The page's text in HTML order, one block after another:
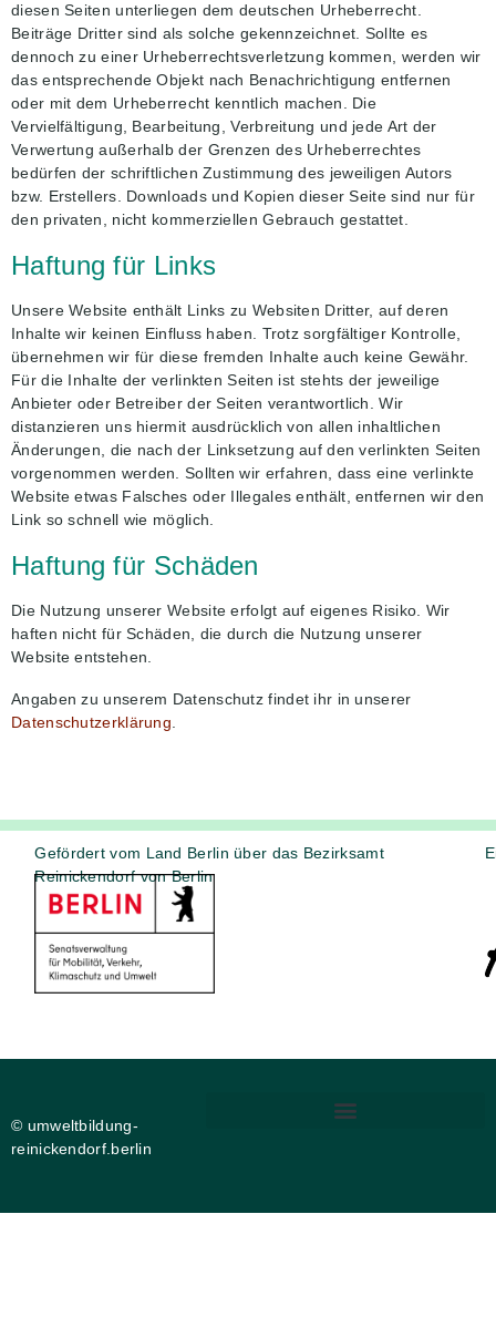
diesen Seiten unterliegen dem deutschen Urheberrecht.
Beiträge Dritter sind als solche gekennzeichnet. Sollte es
dennoch zu einer Urheberrechtsverletzung kommen, werden wir
das entsprechende Objekt nach Benachrichtigung entfernen
oder mit dem Urheberrecht kenntlich machen. Die
Vervielfältigung, Bearbeitung, Verbreitung und jede Art der
Verwertung außerhalb der Grenzen des Urheberrechtes
bedürfen der schriftlichen Zustimmung des jeweiligen Autors
bzw. Erstellers. Downloads und Kopien dieser Seite sind nur für
den privaten, nicht kommerziellen Gebrauch gestattet.
Haftung für Links
Unsere Website enthält Links zu Websiten Dritter, auf deren
Inhalte wir keinen Einfluss haben. Trotz sorgfältiger Kontrolle,
übernehmen wir für diese fremden Inhalte auch keine Gewähr.
Für die Inhalte der verlinkten Seiten ist stehts der jeweilige
Anbieter oder Betreiber der Seiten verantwortlich. Wir
distanzieren uns hiermit ausdrücklich von allen inhaltlichen
Änderungen, die nach der Linksetzung auf den verlinkten Seiten
vorgenommen werden. Sollten wir erfahren, dass eine verlinkte
Website etwas Falsches oder Illegales enthält, entfernen wir den
Link so schnell wie möglich.
Haftung für Schäden
Die Nutzung unserer Website erfolgt auf eigenes Risiko. Wir
haften nicht für Schäden, die durch die Nutzung unserer
Website entstehen.
Angaben zu unserem Datenschutz findet ihr in unserer
Datenschutzerklärung
Gefördert vom Land Berlin über das Bezirksamt
Reinickendorf von Berlin
© umweltbildung-
reinickendorf.berlin